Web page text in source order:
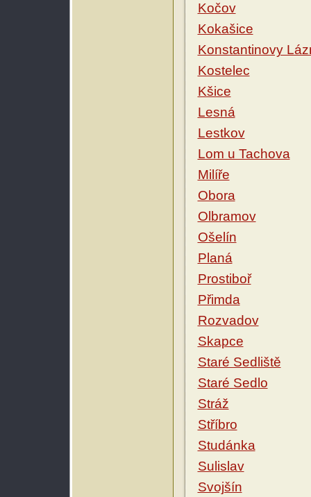
Kočov
Kokašice
Konstantinovy
Kostelec
Kšice
Lesná
Lestkov
Lom u Tachova
Milíře
Obora
Olbramov
Ošelín
Planá
Prostiboř
Přimda
Rozvadov
Skapce
Staré Sedliště
Staré Sedlo
Stráž
Stříbro
Studánka
Sulislav
Svojšín